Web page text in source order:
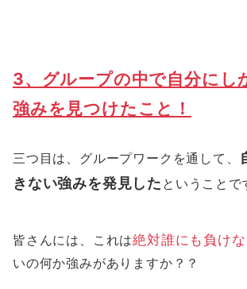
3、グループの中で自分にし
強みを見つけたこと！
三つ目は、グループワークを通して、
きない強みを発見した ということで
皆さんには、これは絶対誰にも負け
いの何か強みがありますか？？